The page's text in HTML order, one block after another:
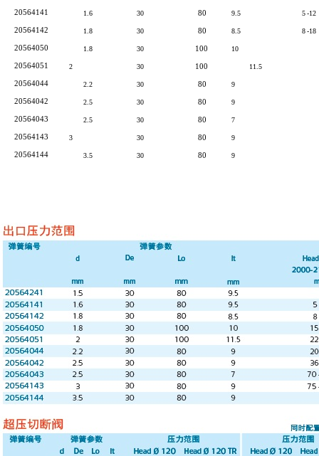
20564141 1.6 30 80 9.5 5-12
20564142 1.8 30 80 8.5 8-18
20564050 1.8 30 100 10
20564051 2 30 100 11.5
20564044 2.2 30 80 9
20564042 2.5 30 80 9
20564043 2.5 30 80 7
20564143 3 30 80 9
20564144 3.5 30 80 9